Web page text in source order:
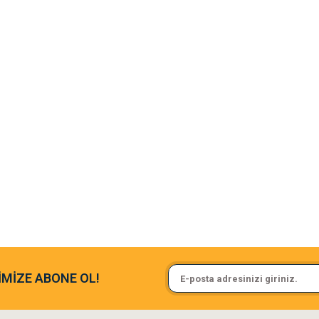
ve paketlemesine bayıldım
Sa**** On******
Pamuk için aradığım tüm
ABONE OL!